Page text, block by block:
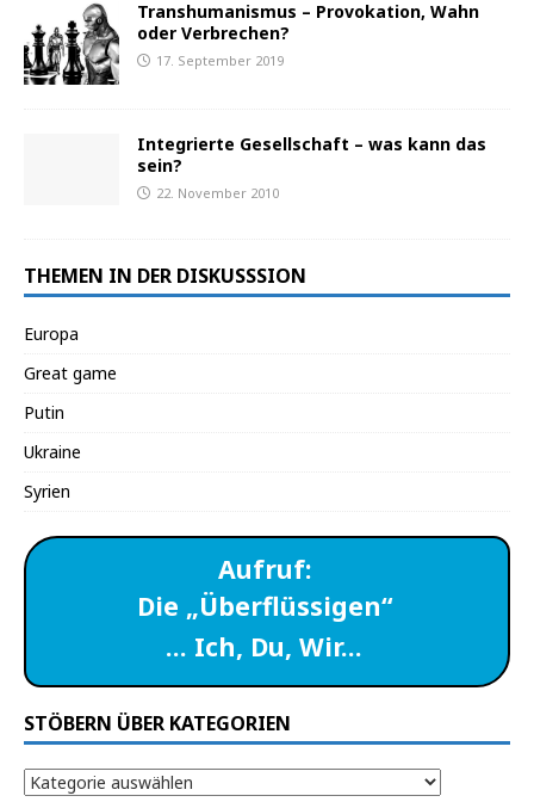
Transhumanismus – Provokation, Wahn
oder Verbrechen?
17. September 2019
Integrierte Gesellschaft – was kann das
sein?
22. November 2010
THEMEN IN DER DISKUSSSION
Europa
Great game
Putin
Ukraine
Syrien
Aufruf:
Die „Überflüssigen“
… Ich, Du, Wir…
STÖBERN ÜBER KATEGORIEN